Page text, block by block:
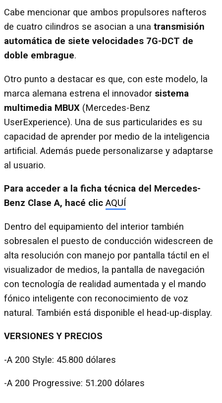
Cabe mencionar que ambos propulsores nafteros
de cuatro cilindros se asocian a una transmisión
automática de siete velocidades 7G-DCT de
doble embrague.
Otro punto a destacar es que, con este modelo, la
marca alemana estrena el innovador sistema
multimedia MBUX (Mercedes-Benz
UserExperience). Una de sus particularides es su
capacidad de aprender por medio de la inteligencia
artificial. Además puede personalizarse y adaptarse
al usuario.
Para acceder a la ficha técnica del Mercedes-
Benz Clase A, hacé clic AQUÍ
Dentro del equipamiento del interior también
sobresalen el puesto de conducción widescreen de
alta resolución con manejo por pantalla táctil en el
visualizador de medios, la pantalla de navegación
con tecnología de realidad aumentada y el mando
fónico inteligente con reconocimiento de voz
natural. También está disponible el head-up-display.
VERSIONES Y PRECIOS
-A 200 Style: 45.800 dólares
-A 200 Progressive: 51.200 dólares